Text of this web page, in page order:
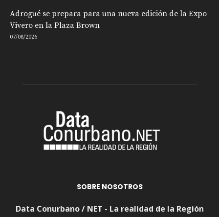
Adrogué se prepara para una nueva edición de la Expo
Vivero en la Plaza Brown
07/08/2026
SOBRE NOSOTROS
Data Conurbano / NET - La realidad de la Región